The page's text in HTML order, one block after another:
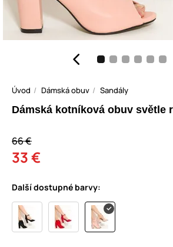
Úvod Dámská obuv Sandály
Dámská kotníková obuv světle
66 €
33 €
Další dostupné barvy: